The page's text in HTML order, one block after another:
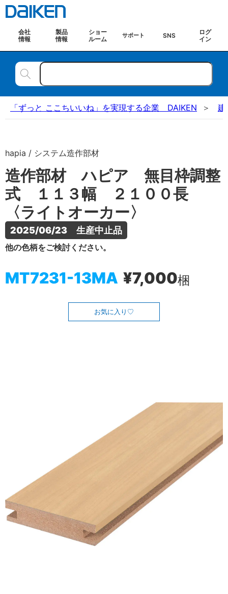
会社
情報
製品
情報
ショー
ルーム
サポート SNS
ログ
イン
「ずっと ここちいいね」を実現する企業 DAIKEN 建
hapia / システム造作部材
造作部材 ハピア 無目枠調整
式 １１３幅 ２１００長
〈ライトオーカー〉
2025/06/23　生産中止品
他の色柄をご検討ください。
MT7231-13MA ¥7,000梱
お気に入り